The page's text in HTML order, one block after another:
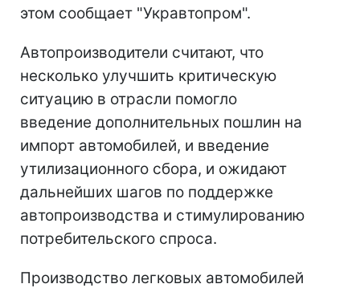
этом сообщает "Укравтопром".
Автопроизводители считают, что
несколько улучшить критическую
ситуацию в отрасли помогло
введение дополнительных пошлин на
импорт автомобилей, и введение
утилизационного сбора, и ожидают
дальнейших шагов по поддержке
автопроизводства и стимулированию
потребительского спроса.
Производство легковых автомобилей